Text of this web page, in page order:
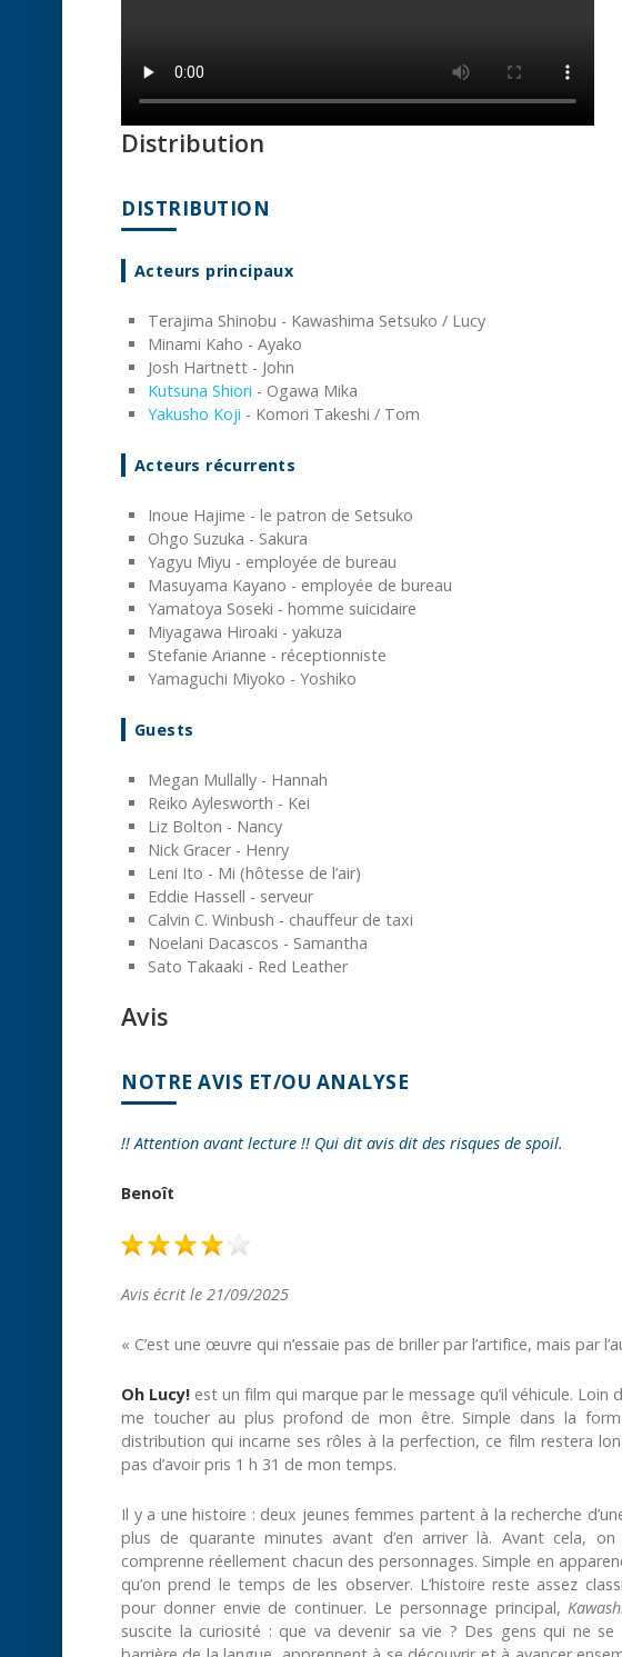
Distribution
DISTRIBUTION
Acteurs principaux
Terajima Shinobu - Kawashima Setsuko / Lucy
Minami Kaho - Ayako
Josh Hartnett - John
Kutsuna Shiori - Ogawa Mika
Yakusho Koji - Komori Takeshi / Tom
Acteurs récurrents
Inoue Hajime - le patron de Setsuko
Ohgo Suzuka - Sakura
Yagyu Miyu - employée de bureau
Masuyama Kayano - employée de bureau
Yamatoya Soseki - homme suicidaire
Miyagawa Hiroaki - yakuza
Stefanie Arianne - réceptionniste
Yamaguchi Miyoko - Yoshiko
Guests
Megan Mullally - Hannah
Reiko Aylesworth - Kei
Liz Bolton - Nancy
Nick Gracer - Henry
Leni Ito - Mi (hôtesse de l’air)
Eddie Hassell - serveur
Calvin C. Winbush - chauffeur de taxi
Noelani Dacascos - Samantha
Sato Takaaki - Red Leather
Avis
NOTRE AVIS ET/OU ANALYSE
!! Attention avant lecture !! Qui dit avis dit des risques de spoil.
Benoît
Avis écrit le 21/09/2025
« C’est une œuvre qui n’essaie pas de briller par l’artifice, mais par
Oh Lucy! est un film qui marque par le message qu’il véhicule. Loin
me toucher au plus profond de mon être. Simple dans la
distribution qui incarne ses rôles à la perfection, ce film restera
pas d’avoir pris 1 h 31 de mon temps.
Il y a une histoire : deux jeunes femmes partent à la recherche
plus de quarante minutes avant d’en arriver là. Avant cela,
comprenne réellement chacun des personnages. Simple en
qu’on prend le temps de les observer. L’histoire reste assez
pour donner envie de continuer. Le personnage principal,
suscite la curiosité : que va devenir sa vie ? Des gens qui ne